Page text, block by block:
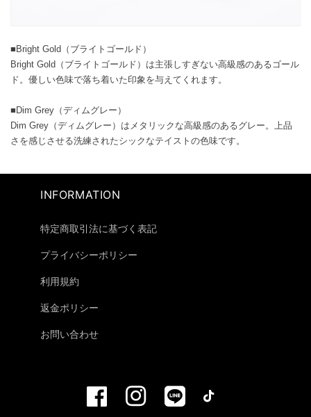
■Bright Gold（ブライトゴールド）
Bright Gold（ブライトゴールド）は主張しすぎない高級感のあるゴール
ド。優しい色味で落ち着いた印象を与えてくれます。
■Dim Grey（ディムグレー）
Dim Grey（ディムグレー）はメタリックな高級感のあるグレー。上品
さを感じさせる洗練されたシックなテイストの色味です。
INFORMATION
特定商取引法に基づく表記
プライバシーポリシー
利用規約
返金ポリシー
お問い合わせ
I
V
T